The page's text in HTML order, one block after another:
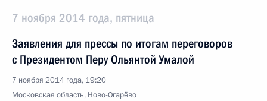
7 ноября 2014 года, пятница
Заявления для прессы по итогам переговоров
с Президентом Перу Ольянтой Умалой
7 ноября 2014 года, 19:20
Московская область, Ново-Огарёво